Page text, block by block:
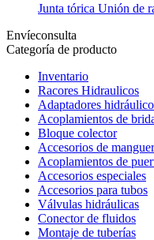
Junta tórica Unión de
Envíeconsulta
Categoría de producto
Inventario
Racores Hidraulicos
Adaptadores
Acoplamientos de
Bloque colector
Accesorios de
Acoplamientos de
Accesorios especiales
Accesorios para tubos
Válvulas hidráulicas
Conector de fluidos
Montaje de tuberías